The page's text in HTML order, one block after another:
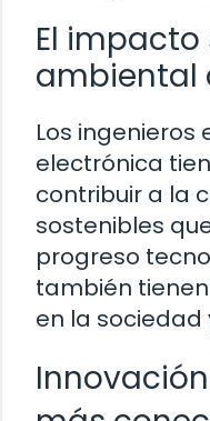
El
ambiental
Los ingenieros
electrónica
contribuir a la
sostenibles
progreso
también
en la